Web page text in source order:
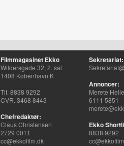
Filmmagasinet Ekko
Wildersgade 32, 2. sal
1408 København K
Tlf. 8838 9292
CVR. 3468 8443
Chefredaktør:
Claus Christensen
2729 0011
cc@ekkofilm.dk
Sekretariat:
Annoncer:
Merete
6111 5851
Ekko
8838 9292